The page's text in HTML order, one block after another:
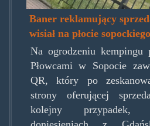
Baner reklamujący
wisiał na płocie
Na ogrodzeniu
Płowcami w Sopocie
QR, który po
strony oferującej
kolejny przypadek,